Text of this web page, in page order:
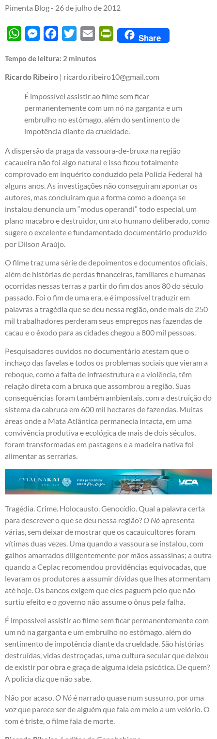
Pimenta Blog - 26 de julho de 2012
WhatsAppMessengerFacebook
Twitter Email PrintFriendly
Share
Tempo de leitura: 2 minutos
Ricardo Ribeiro | ricardo.ribeiro10@gmail.com
É impossível assistir ao filme sem ficar
permanentemente com um nó na garganta e um
embrulho no estômago, além do sentimento de
impotência diante da crueldade.
A dispersão da praga da vassoura-de-bruxa na região
cacaueira não foi algo natural e isso ficou totalmente
comprovado em inquérito conduzido pela Polícia Federal há
alguns anos. As investigações não conseguiram apontar os
autores, mas concluíram que a forma como a doença se
instalou denuncia um “modus operandi” todo especial, um
plano macabro e destruidor, um ato humano deliberado, como
sugere o excelente e fundamentado documentário produzido
por Dilson Araújo.
O filme traz uma série de depoimentos e documentos oficiais,
além de histórias de perdas financeiras, familiares e humanas
ocorridas nessas terras a partir do fim dos anos 80 do século
passado. Foi o fim de uma era, e é impossível traduzir em
palavras a tragédia que se deu nessa região, onde mais de 250
mil trabalhadores perderam seus empregos nas fazendas de
cacau e o êxodo para as cidades chegou a 800 mil pessoas.
Pesquisadores ouvidos no documentário atestam que o
inchaço das favelas e todos os problemas sociais que vieram a
reboque, como a falta de infraestrutura e a violência, têm
relação direta com a bruxa que assombrou a região. Suas
consequências foram também ambientais, com a destruição do
sistema da cabruca em 600 mil hectares de fazendas. Muitas
áreas onde a Mata Atlântica permanecia intacta, em uma
convivência produtiva e ecológica de mais de dois séculos,
foram transformadas em pastagens e a madeira nativa foi
alimentar as serrarias.
Tragédia. Crime. Holocausto. Genocídio. Qual a palavra certa
para descrever o que se deu nessa região?O Nóapresenta
várias, sem deixar de mostrar que os cacauicultores foram
vítimas duas vezes. Uma quando a vassoura se instalou, com
galhos amarrados diligentemente por mãos assassinas; a outra
quando a Ceplac recomendou providências equivocadas, que
levaram os produtores a assumir dívidas que lhes atormentam
até hoje. Os bancos exigem que eles paguem pelo que não
surtiu efeito e o governo não assume o ônus pela falha.
É impossível assistir ao filme sem ficar permanentemente com
um nó na garganta e um embrulho no estômago, além do
sentimento de impotência diante da crueldade. São histórias
destruídas, vidas destroçadas, uma cultura secular que deixou
de existir por obra e graça de alguma ideia psicótica. De quem?
A polícia diz que não sabe.
Não por acaso, O Nóé narrado quase num sussurro, por uma
voz que parece ser de alguém que fala em meio a um velório. O
tom é triste, o filme fala de morte.